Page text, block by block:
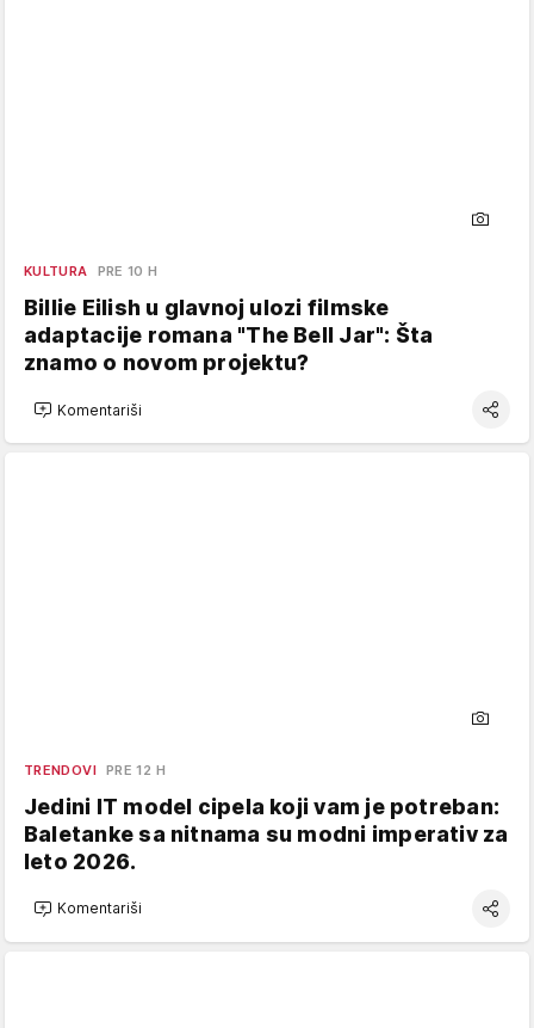
KULTURA PRE 10 H
Billie Eilish u glavnoj ulozi filmske
adaptacije romana "The Bell Jar": Šta
znamo o novom projektu?
Komentariši
TRENDOVI PRE 12 H
Jedini IT model cipela koji vam je potreban:
Baletanke sa nitnama su modni imperativ za
leto 2026.
Komentariši